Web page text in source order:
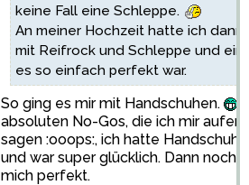
keine Fall eine Schleppe.
An meiner Hochzeit hatte ich dann
mit Reifrock und Schleppe und
es so einfach perfekt war.
So ging es mir mit Handschuhen.
absoluten No-Gos, die ich mir
sagen :ooops:, ich hatte
und war super glücklich. Dann noch
mich perfekt.